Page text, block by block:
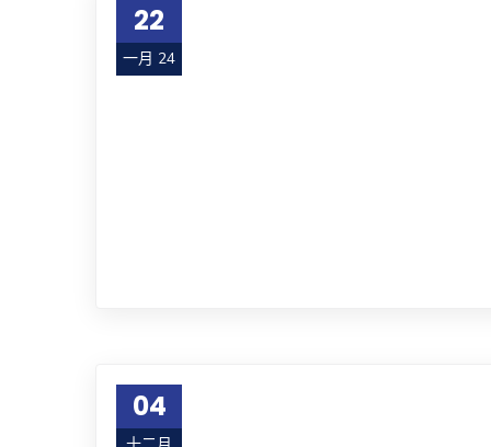
22
一月 24
04